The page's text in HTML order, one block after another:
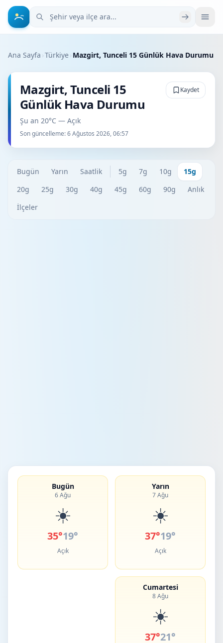
Şehir veya ilçe ara
Ana Sayfa ›Türkiye› Mazgirt, Tunceli 15 Günlük Hava Durumu
Mazgirt, Tunceli 15
Günlük Hava Durumu
Şu an 20°C — Açık
Son güncelleme:6 Ağustos 2026, 06:57
Kaydet
Bugün Yarın Saatlik 5g 7g 10g
15g
20g
25g 30g 40g 45g 60g 90g
Anlık
İlçeler
Bugün
6 Ağu
☀️
35°19°
Açık
Yarın
7 Ağu
☀️
37°19°
Açık
Cumartesi
8 Ağu
☀️
37°21°